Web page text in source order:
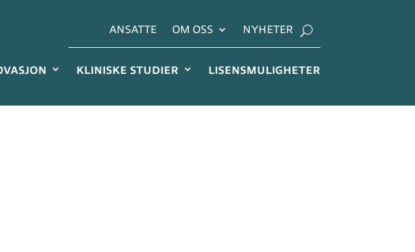
ANSATTE OM OSS NYHETER
KLINISKE STUDIER LISENSMULIGHETER